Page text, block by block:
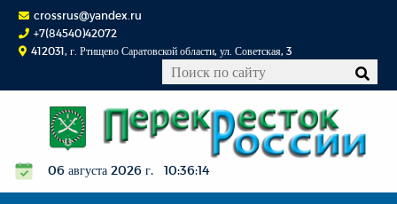
crossrus@yandex.ru
+7(84540)42072
412031, г. Ртищево Саратовской области, ул. Советская, 3
06 августа 2026 г. 10:36:14